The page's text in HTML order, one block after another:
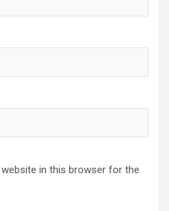
in this browser for the